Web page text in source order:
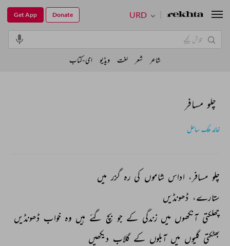
چلو مسافر
خالد ملک ساحل
چلو مسافر، اداس شاموں کی رہ گزر میں
ستارے، ڈھونڈیں
چھلکتی آنکھوں میں زندگی کے جو بچ گئے ہیں وہ خواب ڈھونڈیں
بھٹکتی گلیوں میں آبلوں کے گلاب دیکھیں
URD
Get App Donate
شاعر شعر لغت ویڈیو ای-کتاب